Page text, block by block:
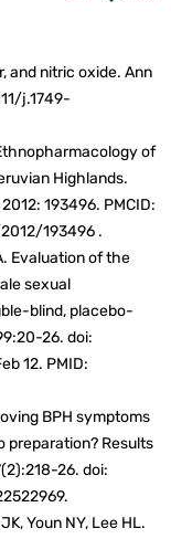
and nitric oxide. Ann
j.1749-
of
Highlands.
193496. PMCID:
193496 .
Evaluation of the
sexual
blind, placebo-
26. doi:
12. PMID:
BPH symptoms
preparation? Results
26. doi:
Youn NY, Lee HL.